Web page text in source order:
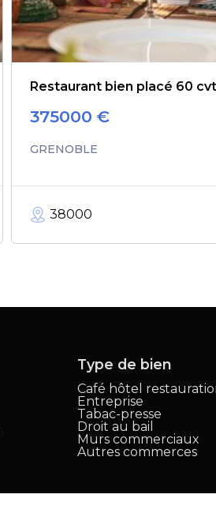
Restaurant bien placé 60
375000 €
GRENOBLE
38000
Type de bien
Café hôtel
Entreprise
Tabac-presse
Droit au bail
Murs commerciaux
Autres commerces